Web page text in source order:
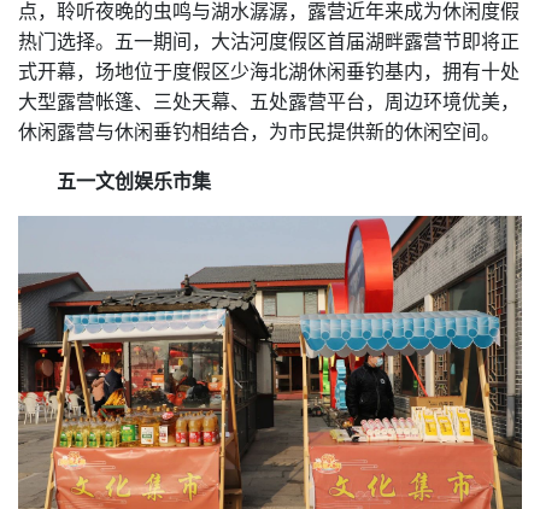
点，聆听夜晚的虫鸣与湖水潺潺，露营近年来成为休闲度假
热门选择。五一期间，大沽河度假区首届湖畔露营节即将正
式开幕，场地位于度假区少海北湖休闲垂钓基内，拥有十处
大型露营帐篷、三处天幕、五处露营平台，周边环境优美，
休闲露营与休闲垂钓相结合，为市民提供新的休闲空间。
五一文创娱乐市集